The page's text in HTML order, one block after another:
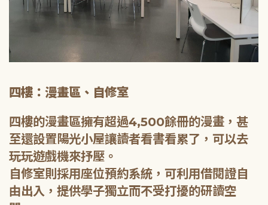
四樓：漫畫區、自修室
四樓的漫畫區擁有超過4,500餘冊的漫畫，甚
至還設置陽光小屋讓讀者看書看累了，可以去
玩玩遊戲機來抒壓。
自修室則採用座位預約系統，可利用借閱證自
由出入，提供學子獨立而不受打擾的研讀空